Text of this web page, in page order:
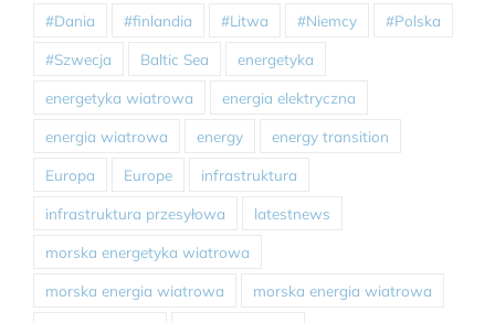
#Dania #finlandia #Litwa #Niemcy #Polska
#Szwecja Baltic Sea energetyka
energetyka wiatrowa energia elektryczna
energia wiatrowa energy energy transition
Europa Europe infrastruktura
infrastruktura przesyłowa latestnews
morska energetyka wiatrowa
morska energia wiatrowa morska energia wiatrowa